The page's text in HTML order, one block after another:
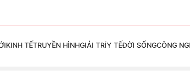
KINH TẾTRUYỀN HÌNHGIẢI TRÍY TẾĐỜI SỐNGCÔNG